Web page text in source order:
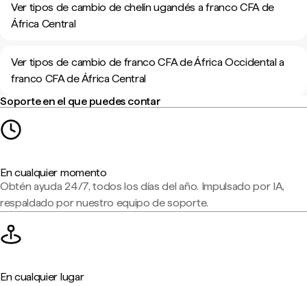
Ver tipos de cambio de chelín ugandés a franco CFA de
África Central
Ver tipos de cambio de franco CFA de África Occidental a
franco CFA de África Central
Soporte en el que puedes contar
En cualquier momento
Obtén ayuda 24/7, todos los días del año. Impulsado por IA,
respaldado por nuestro equipo de soporte.
En cualquier lugar